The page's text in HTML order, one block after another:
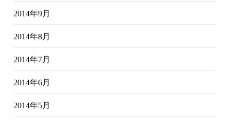
2014年9月
2014年8月
2014年7月
2014年6月
2014年5月